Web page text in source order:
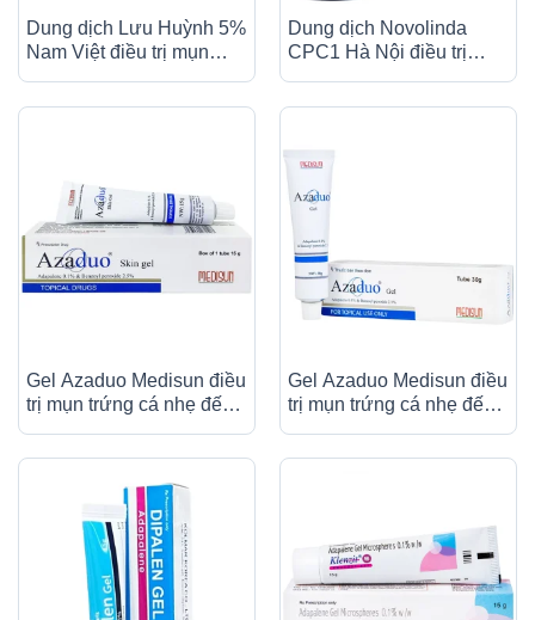
Dung dịch Lưu Huỳnh 5%
Nam Việt điều trị mụn
trứng cá (60ml)
Dung dịch Novolinda
CPC1 Hà Nội điều trị
bệnh trứng cá, viêm nang
Gel Azaduo Medisun điều
trị mụn trứng cá nhẹ đến
Gel Azaduo Medisun điều
trị mụn trứng cá nhẹ đến